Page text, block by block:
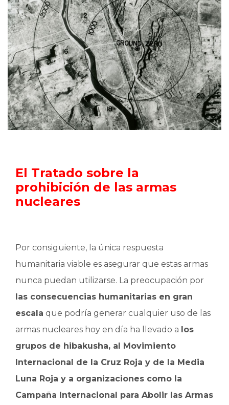
El Tratado sobre la
prohibición de las armas
nucleares
Por consiguiente, la única respuesta
humanitaria viable es asegurar que estas armas
nunca puedan utilizarse. La preocupación por
las consecuencias humanitarias en gran
escala que podría generar cualquier uso de las
armas nucleares hoy en día ha llevado a los
grupos de hibakusha, al Movimiento
Internacional de la Cruz Roja y de la Media
Luna Roja y a organizaciones como la
Campaña Internacional para Abolir las Armas